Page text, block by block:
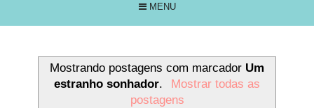
MENU
Mostrando postagens com marcador Um
estranho sonhador.
Mostrar todas as
postagens